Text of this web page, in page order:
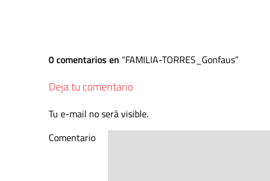
0 comentarios en FAMILIA-TORRES_Gonfaus
Deja tu comentario
Tu e-mail no será visible.
Comentario